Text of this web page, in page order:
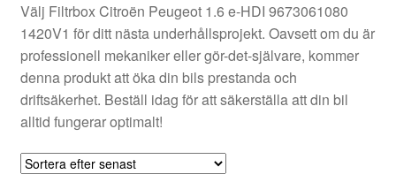
Världsomspännande frakt
Villkor
Välj Filtrbox Citroën Peugeot 1.6 e-HDI 9673061080
1420V1 för ditt nästa underhållsprojekt. Oavsett om du är
professionell mekaniker eller gör-det-självare, kommer
denna produkt att öka din bils prestanda och
driftsäkerhet. Beställ idag för att säkerställa att din bil
alltid fungerar optimalt!